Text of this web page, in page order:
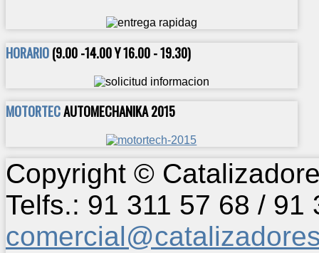
HORARIO(9.00 -14.00 Y 16.00 - 19.30)
MOTORTECAUTOMECHANIKA 2015
Copyright ©
Telfs.: 91 311 57 68 /